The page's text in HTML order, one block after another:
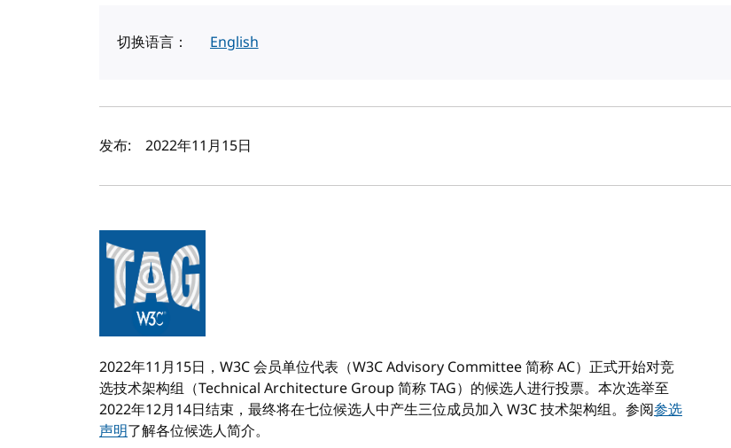
切换语言： English
作者及发布日期
发布: 2022年11月15日
2022年11月15日，W3C 会员单位代表（W3C Advisory Committee 简称 AC）正式开始对竞
选技术架构组（Technical Architecture Group 简称 TAG）的候选人进行投票。本次选举至
2022年12月14日结束，最终将在七位候选人中产生三位成员加入 W3C 技术架构组。参阅参选
声明了解各位候选人简介。